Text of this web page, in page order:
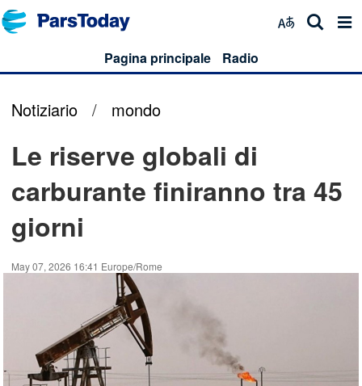
Pagina principale Radio
Notiziario / mondo
Le riserve globali di
carburante finiranno tra 45
giorni
May 07, 2026 16:41 Europe/Rome